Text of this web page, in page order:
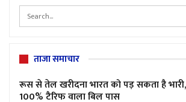
ताजा समाचार
रूस से तेल खरीदना भारत को पड़ सकता है
100% टैरिफ वाला बिल पास